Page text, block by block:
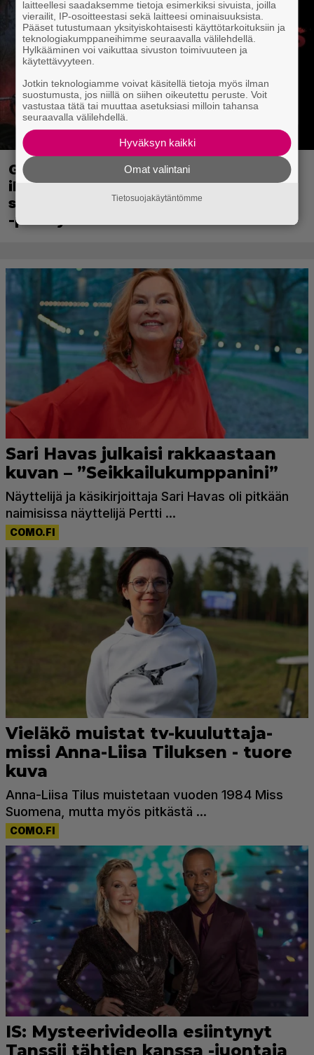
Ghost Recon 25 vuotta: nappaa nyt
ilmaiseksi Ghost Recon: Future Soldier
sekä merkittävä Ghost Recon Wildlands
-päivitys
laitteellesi saadaksemme tietoja esimerkiksi sivuista, joilla
vierailit, IP-osoitteestasi sekä laitteesi ominaisuuksista.
Pääset tutustumaan yksityiskohtaisesti käyttötarkoituksiin ja
teknologiakumppaneihimme seuraavalla välilehdellä.
Hylkääminen voi vaikuttaa sivuston toimivuuteen ja
käytettävyyteen.
Jotkin teknologiamme voivat käsitellä tietoja myös ilman
suostumusta, jos niillä on siihen oikeutettu peruste. Voit
vastustaa tätä tai muuttaa asetuksiasi milloin tahansa
seuraavalla välilehdellä.
Hyväksyn kaikki
Omat valintani
Tietosuojakäytäntömme